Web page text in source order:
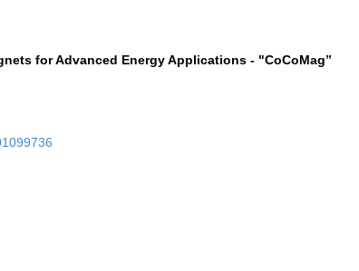
for Advanced Energy Applications - "CoCoMag”